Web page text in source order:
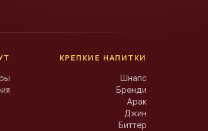
КРЕПКИЕ НАПИТКИ
Шнапс
Бренди
Арак
Джин
Биттер